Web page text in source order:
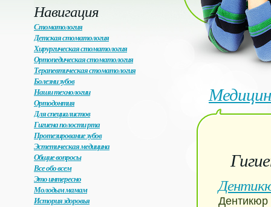
Навигация
Стоматология
Детская стоматология
Хирургическая стоматология
Ортопедическая стоматология
Терапевтическая стоматология
Болезни зубов
Наши технологии
Ортодонтия
Для специалистов
Гигиена полости рта
Протезирование зубов
Эстетическая медицина
Общие вопросы
Все обо всем
Это интересно
Молодым мамам
История здоровья
Дентикюр